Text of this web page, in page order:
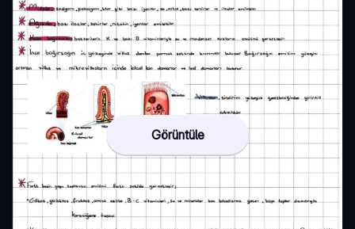
Görüntüle